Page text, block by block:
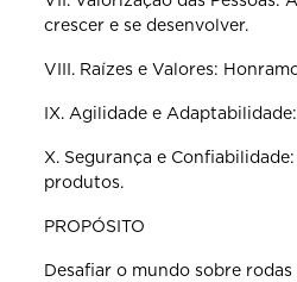
crescer e se desenvolver.
VIII. Raízes e Valores:
IX. Agilidade e
X. Segurança e
produtos.
PROPÓSITO
Desafiar o mundo sobre